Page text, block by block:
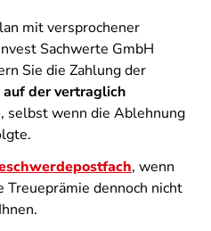
mit versprochener
Sachwerte GmbH
Sie die Zahlung der
auf der vertraglich
, selbst wenn die Ablehnung
, wenn
Treueprämie dennoch nicht